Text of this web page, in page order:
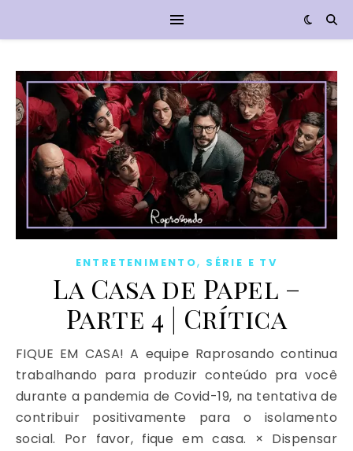
ENTRETENIMENTO, SÉRIE E TV
La Casa de Papel –
Parte 4 | Crítica
FIQUE EM CASA! A equipe Raprosando continua
trabalhando para produzir conteúdo pra você
durante a pandemia de Covid-19, na tentativa de
contribuir positivamente para o isolamento
social. Por favor, fique em casa. × Dispensar